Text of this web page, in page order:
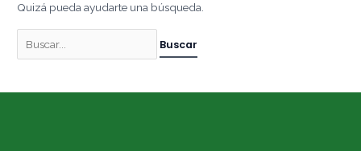
Quizá pueda ayudarte una búsqueda.